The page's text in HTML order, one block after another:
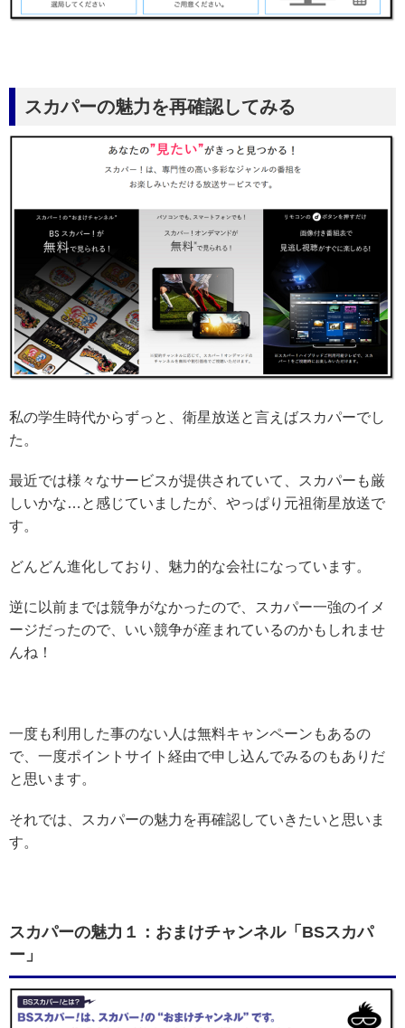
スカパーの魅力を再確認してみる
私の学生時代からずっと、衛星放送と言えばスカパーでし
た。
最近では様々なサービスが提供されていて、スカパーも厳
しいかな…と感じていましたが、やっぱり元祖衛星放送で
す。
どんどん進化しており、魅力的な会社になっています。
逆に以前までは競争がなかったので、スカパー一強のイメ
ージだったので、いい競争が産まれているのかもしれませ
んね！
一度も利用した事のない人は無料キャンペーンもあるの
で、一度ポイントサイト経由で申し込んでみるのもありだ
と思います。
それでは、スカパーの魅力を再確認していきたいと思いま
す。
スカパーの魅力１：おまけチャンネル「BSスカパ
ー」